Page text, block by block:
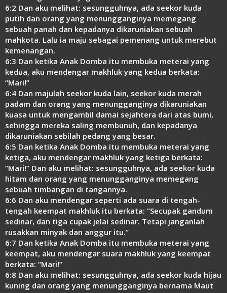
6:2 Dan aku melihat: sesungguhnya, ada seekor kuda
putih dan orang yang menungganginya memegang
sebuah panah dan kepadanya dikaruniakan sebuah
mahkota. Lalu ia maju sebagai pemenang untuk merebut
kemenangan.
6:3 Dan ketika Anak Domba itu membuka meterai yang
kedua, aku mendengar makhluk yang kedua berkata:
“Mari!”
6:4 Dan majulah seekor kuda lain, seekor kuda merah
padam dan orang yang menungganginya dikaruniakan
kuasa untuk mengambil damai sejahtera dari atas bumi,
sehingga mereka saling membunuh, dan kepadanya
dikaruniakan sebilah pedang yang besar.
6:5 Dan ketika Anak Domba itu membuka meterai yang
ketiga, aku mendengar makhluk yang ketiga berkata:
“Mari!” Dan aku melihat: sesungguhnya, ada seekor kuda
hitam dan orang yang menungganginya memegang
sebuah timbangan di tangannya.
6:6 Dan aku mendengar seperti ada suara di tengah-
tengah keempat makhluk itu berkata: “Secupak gandum
sedinar, dan tiga cupak jelai sedinar. Tetapi janganlah
rusakkan minyak dan anggur itu.”
6:7 Dan ketika Anak Domba itu membuka meterai yang
keempat, aku mendengar suara makhluk yang keempat
berkata: “Mari!”
6:8 Dan aku melihat: sesungguhnya, ada seekor kuda hijau
kuning dan orang yang menungganginya bernama Maut